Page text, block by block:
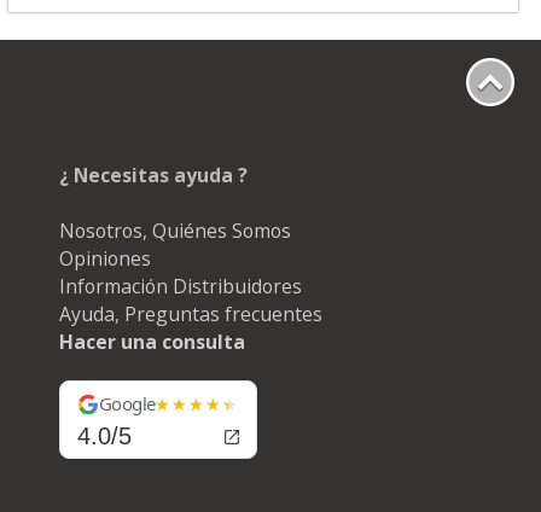
¿ Necesitas ayuda ?
Nosotros, Quiénes Somos
Opiniones
Información Distribuidores
Ayuda, Preguntas frecuentes
Hacer una consulta
Google
4.0/5